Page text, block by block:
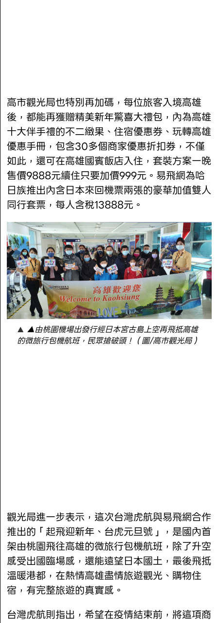
高市觀光局也特別再加碼，每位旅客入境高雄
後，都能再獲贈精美新年驚喜大禮包，內為高雄
十大伴手禮的不二緻果、住宿優惠券、玩轉高雄
優惠手冊，包含30多個商家優惠折扣券，不僅
如此，還可在高雄國賓飯店入住，套裝方案一晚
售價9888元續住只要加價999元。易飛網為哈
日族推出內含日本來回機票兩張的豪華加值雙人
同行套票，每人含稅13888元。
▲由桃園機場出發行經日本宮古島上空再飛抵高雄
的微旅行包機航班，民眾搶破頭！（圖/高市觀光局）
觀光局進一步表示，這次台灣虎航與易飛網合作
推出的「起飛迎新年、台虎元旦號」，是國內首
架由桃園飛往高雄的微旅行包機航班，除了升空
感受出國臨場感，還能遠望日本國土，最後飛抵
溫暖港都，在熱情高雄盡情旅遊觀光、購物住
宿，有完整旅遊的真實感。
台灣虎航則指出，希望在疫情結束前，將這項商